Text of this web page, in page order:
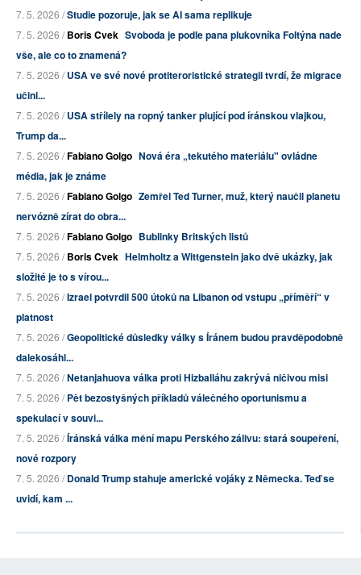
7. 5. 2026 /Studie pozoruje, jak se AI sama replikuje
7. 5. 2026 /Boris Cvek Svoboda je podle pana plukovníka Foltýna nade
vše, ale co to znamená?
7. 5. 2026 /USA ve své nové protiteroristické strategii tvrdí, že migrace
učini...
7. 5. 2026 /USA střílely na ropný tanker plující pod íránskou vlajkou,
Trump da...
7. 5. 2026 /Fabiano Golgo Nová éra „tekutého materiálu" ovládne
média, jak je známe
7. 5. 2026 /Fabiano Golgo Zemřel Ted Turner, muž, který naučil planetu
nervózně zírat do obra...
7. 5. 2026 /Fabiano Golgo Bublinky Britských listů
7. 5. 2026 /Boris Cvek Helmholtz a Wittgenstein jako dvě ukázky, jak
složité je to s vírou...
7. 5. 2026 /Izrael potvrdil 500 útoků na Libanon od vstupu „příměří“ v
platnost
7. 5. 2026 /Geopolitické důsledky války s Íránem budou pravděpodobně
dalekosáhl...
7. 5. 2026 /Netanjahuova válka proti Hizballáhu zakrývá ničivou misi
7. 5. 2026 /Pět bezostyšných příkladů válečného oportunismu a
spekulací v souvi...
7. 5. 2026 /Íránská válka mění mapu Perského zálivu: stará soupeření,
nové rozpory
7. 5. 2026 /Donald Trump stahuje americké vojáky z Německa. Teď se
uvidí, kam ...